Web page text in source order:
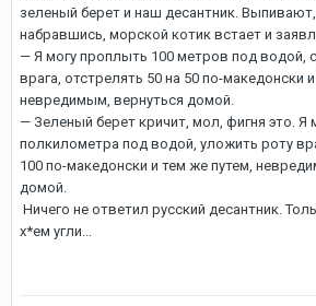
зеленый берет и наш десантник.
набравшись, морской котик встает и
— Я могу проплыть 100 метров под водой,
врага, отстрелять 50 на 50 по-македонски
невредимым, вернуться домой.
— Зеленый берет кричит, мол, фигня это. Я
полкилометра под водой, уложить роту
100 по-македонски и тем же путем,
домой.
Ничего не ответил русский десантник.
х*ем угли...